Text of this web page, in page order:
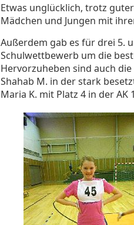
Etwas unglücklich, trotz
Mädchen und Jungen mit
Außerdem gab es für drei 5.
Schulwettbewerb um die
Hervorzuheben sind auch
Shahab M. in der stark
Maria K. mit Platz 4 in der AK